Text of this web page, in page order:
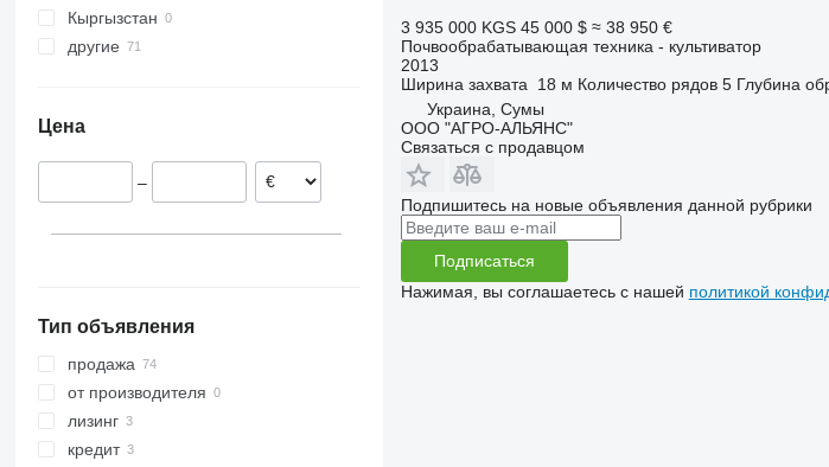
Prolander
Tbes
RG
RN
Koralin
Korund
Smaragd
VariDiamant
Zirkon
H-series
Jolly
Terria
Star
Sturmvogel
TopDown
Кыргызстан
другие
Цена
–
Тип объявления
продажа
от производителя
лизинг
кредит
3 935 000 KGS 45 000 $ ≈ 38 950 €
Почвообрабатывающая техника - культиватор
2013
Ширина захвата
18 м Количество рядов 5 Глубина
Украина, Сумы
ООО "АГРО-АЛЬЯНС"
Связаться с продавцом
Подпишитесь на новые объявления данной рубрики
Подписаться
Нажимая, вы соглашаетесь с нашей политикой